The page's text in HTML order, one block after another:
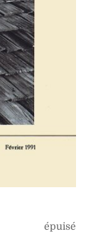
épuisé